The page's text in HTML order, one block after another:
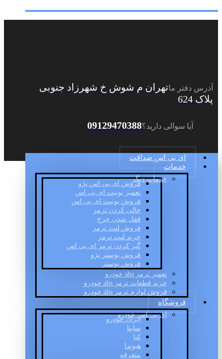
آدرس دفتر ماتهران م شوش خ شهرزاد جنوبی
پلاک 624
آیا سوالی دارید؟09129470388
ای بی اس صداقت
خدمات
خدمات دیگر
فروش ای بی اس پژو
تعمیر یونیت ای بی اس
فروش یونیت ای بی اس
خالی کردن ترمز
قفل شدن چرخ
فروش لنت ترمز
خرید لنت ترمز
گیر کردن ترمز ای بی اس
فروش بوستر پژو
فروش بوستر
تعمیر ترمز abs خودرو
خرید قطعات ترمز abs خودرو
فروش لوازم ترمز abs خودرو
فروشگاه
ای بی اس خودرو
ایران خودرو
سایپا
کیا
هیوندا
متفرقه